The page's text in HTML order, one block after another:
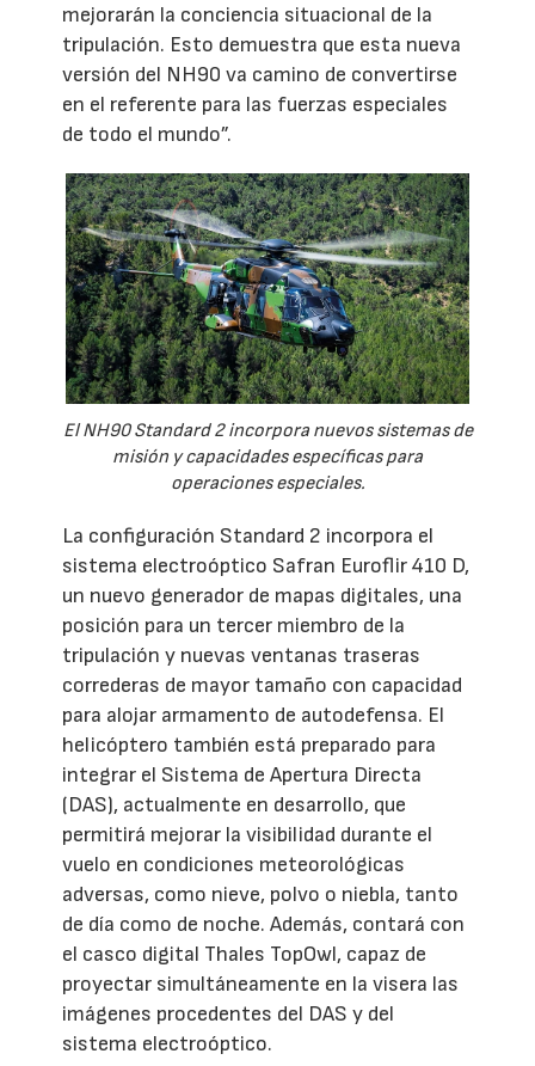
mejorarán la conciencia situacional de la
tripulación. Esto demuestra que esta nueva
versión del NH90 va camino de convertirse
en el referente para las fuerzas especiales
de todo el mundo”.
El NH90 Standard 2 incorpora nuevos sistemas de
misión y capacidades específicas para
operaciones especiales.
La configuración Standard 2 incorpora el
sistema electroóptico Safran Euroflir 410 D,
un nuevo generador de mapas digitales, una
posición para un tercer miembro de la
tripulación y nuevas ventanas traseras
correderas de mayor tamaño con capacidad
para alojar armamento de autodefensa. El
helicóptero también está preparado para
integrar el Sistema de Apertura Directa
(DAS), actualmente en desarrollo, que
permitirá mejorar la visibilidad durante el
vuelo en condiciones meteorológicas
adversas, como nieve, polvo o niebla, tanto
de día como de noche. Además, contará con
el casco digital Thales TopOwl, capaz de
proyectar simultáneamente en la visera las
imágenes procedentes del DAS y del
sistema electroóptico.